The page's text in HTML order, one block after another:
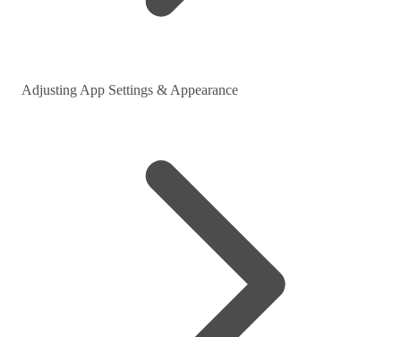
Adjusting App Settings & Appearance